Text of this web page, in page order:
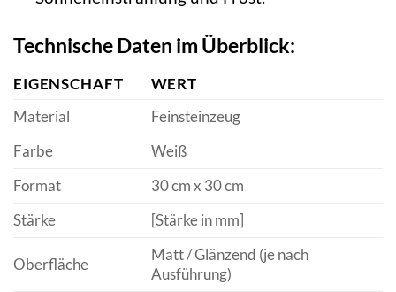
Technische Daten im Überblick:
EIGENSCHAFT
WERT
Material
Feinsteinzeug
Farbe
Weiß
Format
30 cm x 30 cm
Stärke
[Stärke in mm]
Oberfläche
Matt / Glänzend (je nach
Ausführung)